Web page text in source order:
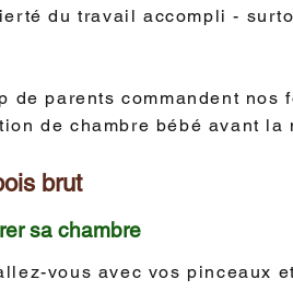
du travail accompli -
de parents commandent
de chambre bébé avant la
brut
sa chambre
vous avec vos pinceaux